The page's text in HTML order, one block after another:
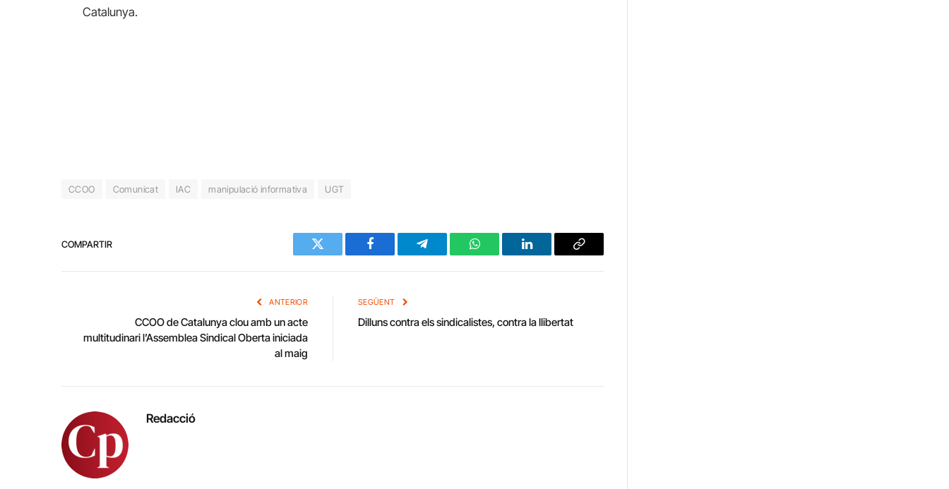
Catalunya.
CCOO Comunicat IAC manipulació informativa UGT
COMPARTIR
Twitter Facebook Telegram WhatsAppLinkedIn Copy
ANTERIOR
CCOO de Catalunya clou amb un acte
multitudinari l’Assemblea Sindical Oberta iniciada
al maig
SEGÜENT
Dilluns contra els sindicalistes, contra la llibertat
Redacció